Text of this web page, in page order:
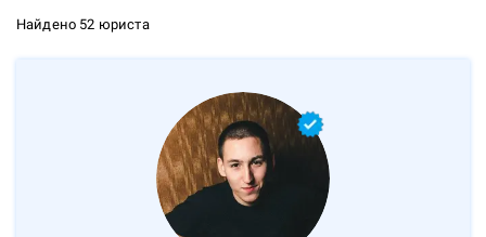
Найдено 52 юриста